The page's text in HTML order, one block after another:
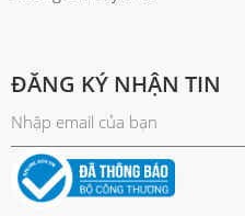
ĐĂNG KÝ NHẬN TIN